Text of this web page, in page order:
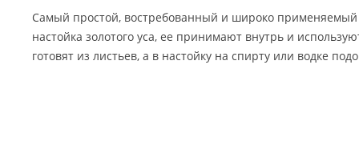
Самый простой, востребованный и широко применяемый
настойка золотого уса, ее принимают внутрь и
готовят из листьев, а в настойку на спирту или водке